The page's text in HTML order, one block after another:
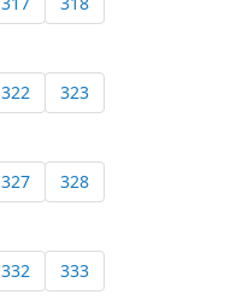
322 323
327 328
332 333